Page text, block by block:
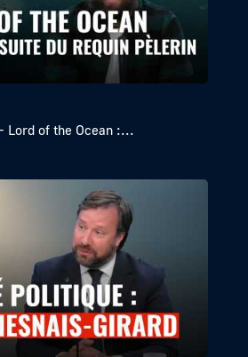
Lord of the Ocean :...